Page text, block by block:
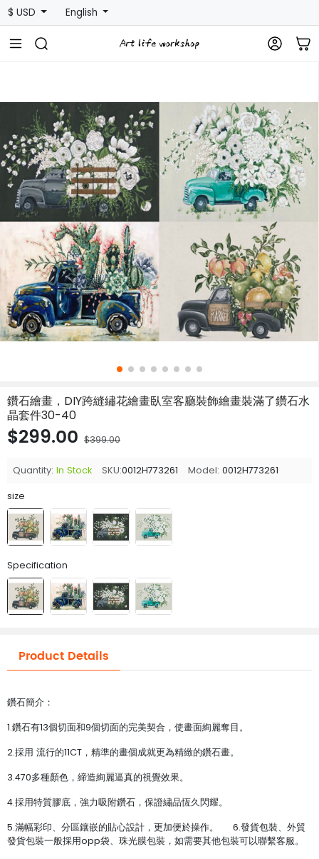
$ USD English
鑽石繪畫，DIY跨縫繡花繪畫臥室客廳裝飾繪畫裝滿了鑽石水
晶套件30-40
$299.00 $399.00
Quantity: In Stock SKU:0012H773261 Model: 0012H773261
size
Specification
Product Details
鑽石簡介：
1.鑽石有13個切面和9個切面的完美契合，使畫面絢麗奪目。
2.採用 流行的11CT，精準的畫個成就更為精緻的鑽石畫。
3.470多種顏色，締造絢麗逼真的視覺效果。
4.採用特質膠底，強力吸附鑽石，保證繡品恆久閃耀。
5.滿幅彩印、分區鑲嵌的貼心設計，更加便於操作。 6.發貨包裝、外貿
發貨包裝一般採用opp袋、珠光膜包裝，如需要其他包裝可以聯繫客服。